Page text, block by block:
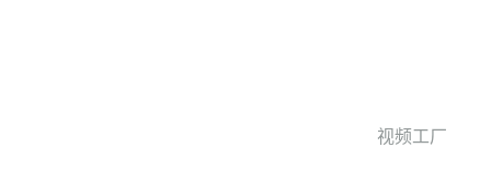
视频工厂